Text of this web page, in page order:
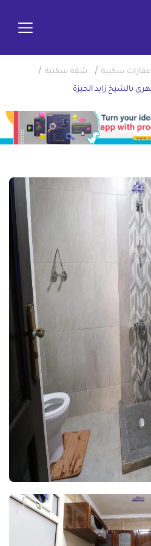
عقارات سكنية / شقة سكنية /